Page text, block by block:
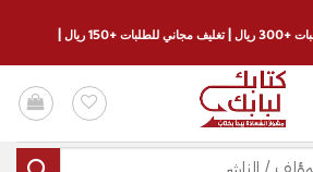
+150 ريال |